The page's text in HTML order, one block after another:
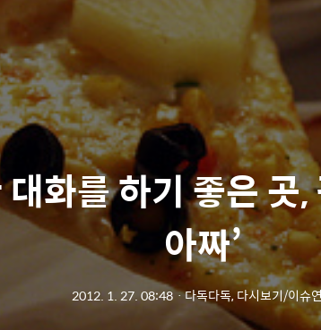
화를 하기 좋은 곳,
아짜’
2012. 1. 27. 08:48ㆍ다독다독, 다시보기/이슈